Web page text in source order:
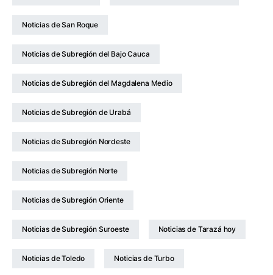
Noticias de San Roque
Noticias de Subregión del Bajo Cauca
Noticias de Subregión del Magdalena Medio
Noticias de Subregión de Urabá
Noticias de Subregión Nordeste
Noticias de Subregión Norte
Noticias de Subregión Oriente
Noticias de Subregión Suroeste Noticias de Tarazá hoy
Noticias de Toledo Noticias de Turbo